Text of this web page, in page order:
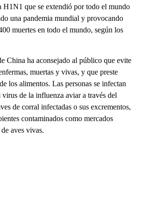
H1N1 que se extendió por todo el mundo
una pandemia mundial y provocando
muertes en todo el mundo, según los
China ha aconsejado al público que evite
muertas y vivas, y que preste
los alimentos. Las personas se infectan
de la influenza aviar a través del
de corral infectadas o sus excrementos,
contaminados como mercados
aves vivas.